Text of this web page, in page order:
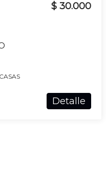
$ 30.000
CASAS
Detalle